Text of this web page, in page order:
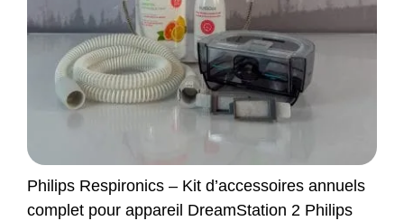
Philips Respironics – Kit d’accessoires annuels
complet pour appareil DreamStation 2 Philips